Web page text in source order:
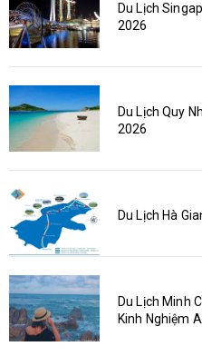
Du Lịch
2026
Du Lịch Quy
2026
Du Lịch Hà
Du Lịch Minh
Kinh Nghiệm